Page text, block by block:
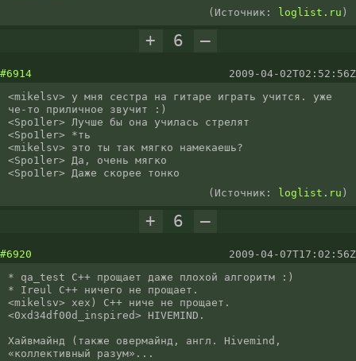
(Источник:
loglist.ru )
+ 6 –
#6914
2009-04-02T02:52:56Z
<mikelsv> у мня сестра на гитаре играть учится. уже
че-то приличное звучит :)
<Spo1ler> Лучше бы она училась стрелят
<Spo1ler> *ть
<mikelsv> это ты так мягко намекаешь?
<Spo1ler> Да, очень мягко
<Spo1ler> Даже скорее тонко
(Источник:
loglist.ru )
+ 6 –
#6920
2009-04-07T17:02:56Z
* qa_test C++ прощает даже плохой алгоритм :)
* Ireul C++ ничего не прощает.
<mikelsv> хех) С++ ниче не прощает.
<0xd34df00d_inspired> HIVEMIND.
Хайвмайнд (также овермайнд, англ. Hivemind,
«коллективный разум»...